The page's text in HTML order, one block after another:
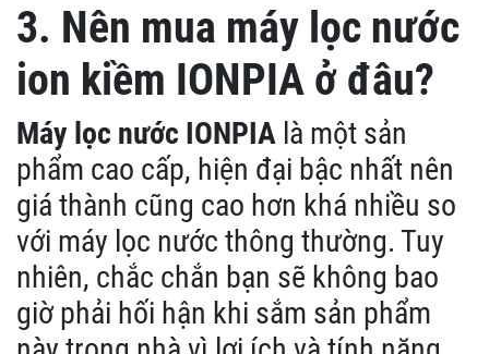
3. Nên mua máy lọc nước
ion kiềm IONPIA ở đâu?
Máy lọc nước IONPIA là một sản
phẩm cao cấp, hiện đại bậc nhất nên
giá thành cũng cao hơn khá nhiều so
với máy lọc nước thông thường. Tuy
nhiên, chắc chắn bạn sẽ không bao
giờ phải hối hận khi sắm sản phẩm